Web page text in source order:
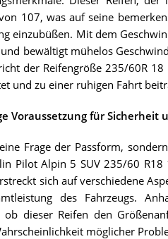
107, was auf seine
einzubüßen. Mit dem
bewältigt mühelos
der Reifengröße 235/60R
und zu einer ruhigen Fahrt
Voraussetzung für Sicherheit
Frage der Passform,
Pilot Alpin 5 SUV 235/60
sich auf verschiedene
des Fahrzeugs.
dieser Reifen den
möglicher